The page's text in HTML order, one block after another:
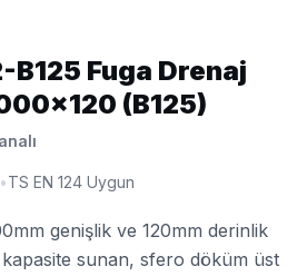
Fuga Drenaj
(B125)
•TS EN 124 Uygun
genişlik ve 120mm derinlik
sunan, sfero döküm üst